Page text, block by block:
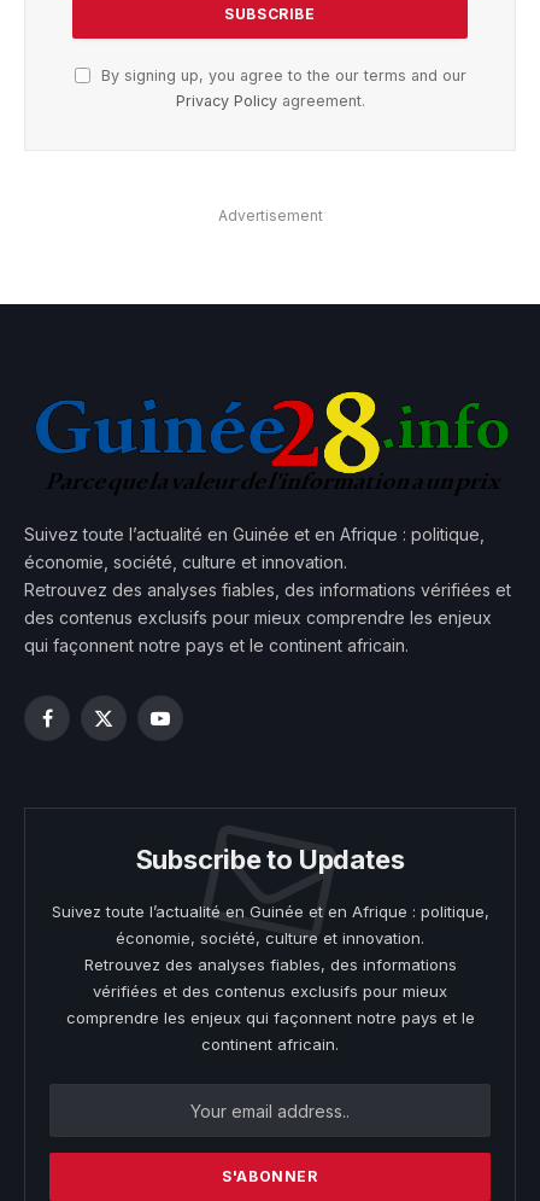
By signing up, you agree to the our terms and our
Privacy Policyagreement.
Advertisement
Suivez toute l’actualité en Guinée et en Afrique : politique,
économie, société, culture et innovation.
Retrouvez des analyses fiables, des informations vérifiées et
des contenus exclusifs pour mieux comprendre les enjeux
qui façonnent notre pays et le continent africain.
Facebook
X
YouTube
Subscribe to Updates
Suivez toute l’actualité en Guinée et en Afrique : politique,
économie, société, culture et innovation.
Retrouvez des analyses fiables, des informations
vérifiées et des contenus exclusifs pour mieux
comprendre les enjeux qui façonnent notre pays et le
continent africain.